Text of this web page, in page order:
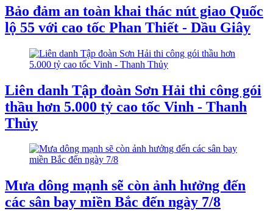
Bảo đảm an toàn khai thác nút giao Quốc
lộ 55 với cao tốc Phan Thiết - Dầu Giây
Liên danh Tập đoàn Sơn Hải thi công gói
thầu hơn 5.000 tỷ cao tốc Vinh - Thanh
Thủy
Mưa dông mạnh sẽ còn ảnh hưởng đến
các sân bay miền Bắc đến ngày 7/8